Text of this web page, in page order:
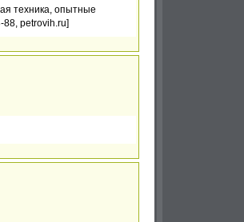
техника, опытные
petrovih.ru]